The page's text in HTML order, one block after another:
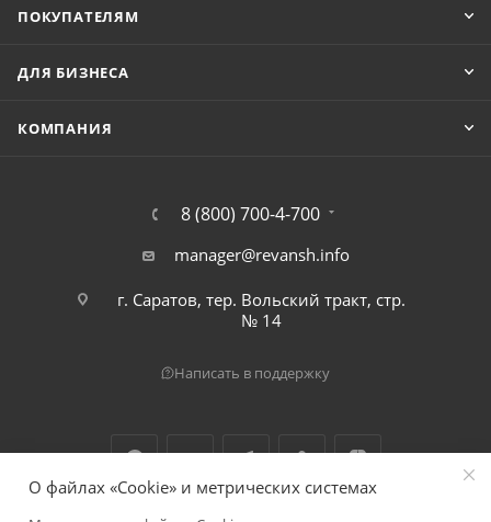
ПОКУПАТЕЛЯМ
ДЛЯ БИЗНЕСА
КОМПАНИЯ
8 (800) 700-4-700
manager@revansh.info
г. Саратов, тер. Вольский тракт, стр.
№ 14
Написать в поддержку
О файлах «Cookie» и метрических системах